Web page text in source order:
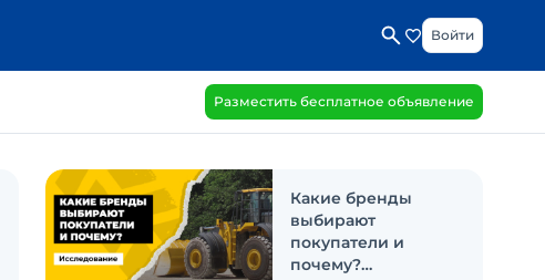
Войти
Разместить бесплатное объявление
Какие бренды
выбирают
покупатели и
почему?